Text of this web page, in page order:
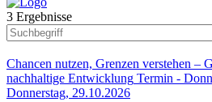
3 Ergebnisse
Chancen nutzen, Grenzen verstehen –
nachhaltige Entwicklung Termin -
Donnerstag, 29.10.2026